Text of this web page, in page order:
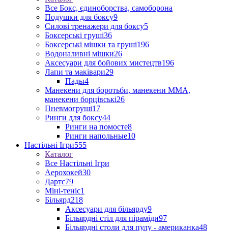
Все Бокс, єдиноборства, самоборона
Подушки для боксу9
Силові тренажери для боксу5
Боксерські груші36
Боксерські мішки та груші196
Водоналивні мішки26
Аксесуари для бойових мистецтв196
Лапи та маківари29
Пады4
Манекени для боротьби, манекени ММА,
манекени борцівські26
Пневмогруші17
Ринги для боксу44
Ринги на помосте8
Ринги напольные10
Настільні Ігри555
Каталог
Все Настільні Ігри
Аерохокей30
Дартс79
Міні-теніс1
Більярд218
Аксесуари для більярду9
Більярдні стіл для піраміди97
Більярдні столи для пулу - американка48